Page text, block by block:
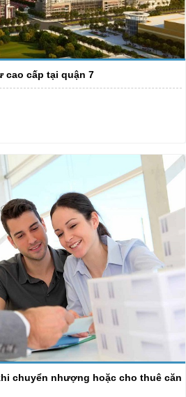
cao cấp tại quận 7
chuyển nhượng hoặc cho thuê căn